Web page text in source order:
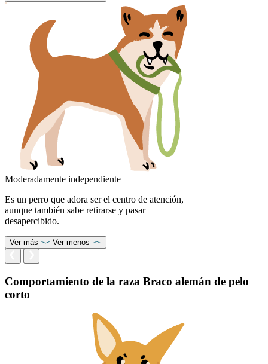
Moderadamente independiente
Es un perro que adora ser el centro de atención,
aunque también sabe retirarse y pasar
desapercibido.
Ver más Ver menos
Comportamiento de la raza Braco alemán de pelo
corto